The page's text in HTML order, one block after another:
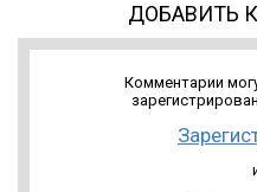
ДОБАВИТЬ
Комментарии